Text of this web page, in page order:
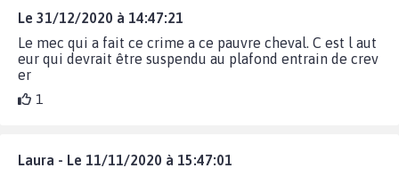
Le 31/12/2020 à 14:47:21
Le mec qui a fait ce crime a ce pauvre cheval. C est l aut
eur qui devrait être suspendu au plafond entrain de crev
er
1
Laura - Le 11/11/2020 à 15:47:01